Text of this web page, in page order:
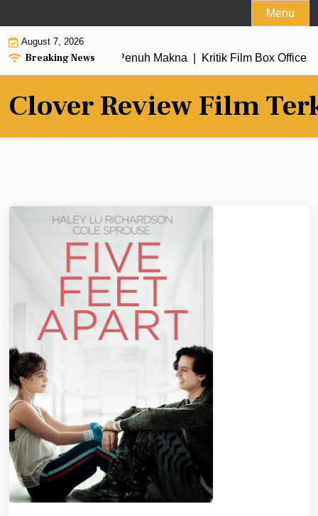
to
content
Menu
August 7, 2026
Breaking News
Alur Cerita Penuh Makna |Kritik Film Box Office
Clover Review Film